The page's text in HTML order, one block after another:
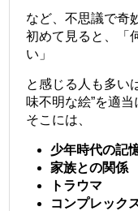
など、不思議で奇
初めて見ると、「
い」
と感じる人も多い
味不明な絵”を適
そこには、
少年時代の記
家族との関係
トラウマ
コンプレック